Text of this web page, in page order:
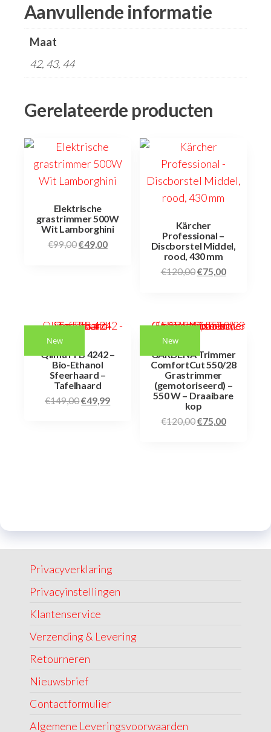
Aanvullende informatie
Maat
42, 43, 44
Gerelateerde producten
Elektrische
grastrimmer 500W
Wit Lamborghini
€99,00€49,00
Kärcher
Professional –
Discborstel Middel,
rood, 430 mm
€120,00€75,00
New
Qlima FFB 4242 –
Bio-Ethanol
Sfeerhaard –
Tafelhaard
€149,00€49,99
New
GARDENA Trimmer
ComfortCut 550/28
Grastrimmer
(gemotoriseerd) –
550 W – Draaibare
kop
€120,00€75,00
Privacyverklaring
Privacyinstellingen
Klantenservice
Verzending & Levering
Retourneren
Nieuwsbrief
Contactformulier
Algemene Leveringsvoorwaarden